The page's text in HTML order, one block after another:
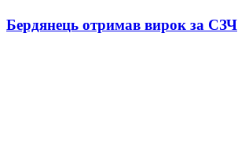
Бердянець отримав вирок за СЗЧ